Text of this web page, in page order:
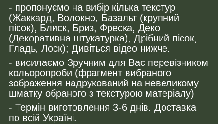
- пропонуємо на вибір кілька текстур
(Жаккард, Волокно, Базальт (крупний
пісок), Блиск, Бриз, Фреска, Деко
(Декоративна штукатурка), Дрібний пісок,
Гладь, Лоск); Дивіться відео нижче.
- висилаємо Зручним для Вас перевізником
кольоропроби (фрагмент вибраного
зображення надрукований на невеликому
шматку обраного з текстурою матеріалу)
- Термін виготовлення 3-6 днів. Доставка
по всій Україні.